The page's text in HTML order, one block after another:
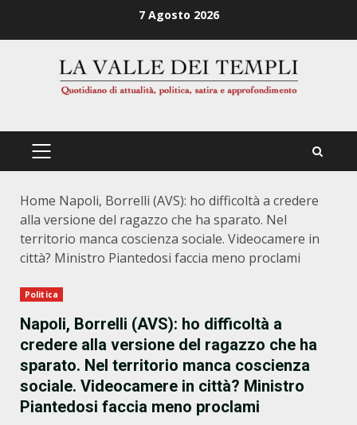
7 Agosto 2026
PRIMÄRES
Home Napoli, Borrelli (AVS): ho difficoltà a credere
alla versione del ragazzo che ha sparato. Nel
territorio manca coscienza sociale. Videocamere in
città? Ministro Piantedosi faccia meno proclami
Politica
Napoli, Borrelli (AVS): ho difficoltà a
credere alla versione del ragazzo che ha
sparato. Nel territorio manca coscienza
sociale. Videocamere in città? Ministro
Piantedosi faccia meno proclami